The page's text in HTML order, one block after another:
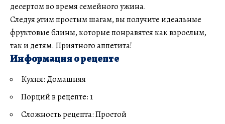
десертом во время семейного ужина.
Следуя этим простым шагам, вы получите идеальные
фруктовые блины, которые понравятся как взрослым,
так и детям. Приятного аппетита!
Информация о рецепте
Кухня: Домашняя
Порций в рецепте: 1
Сложность рецепта: Простой